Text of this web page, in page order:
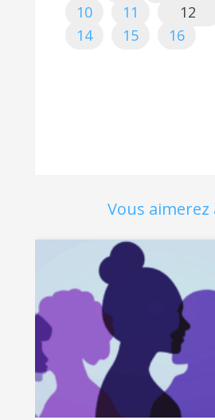
10
11 12
14
15 16
Vous aimerez